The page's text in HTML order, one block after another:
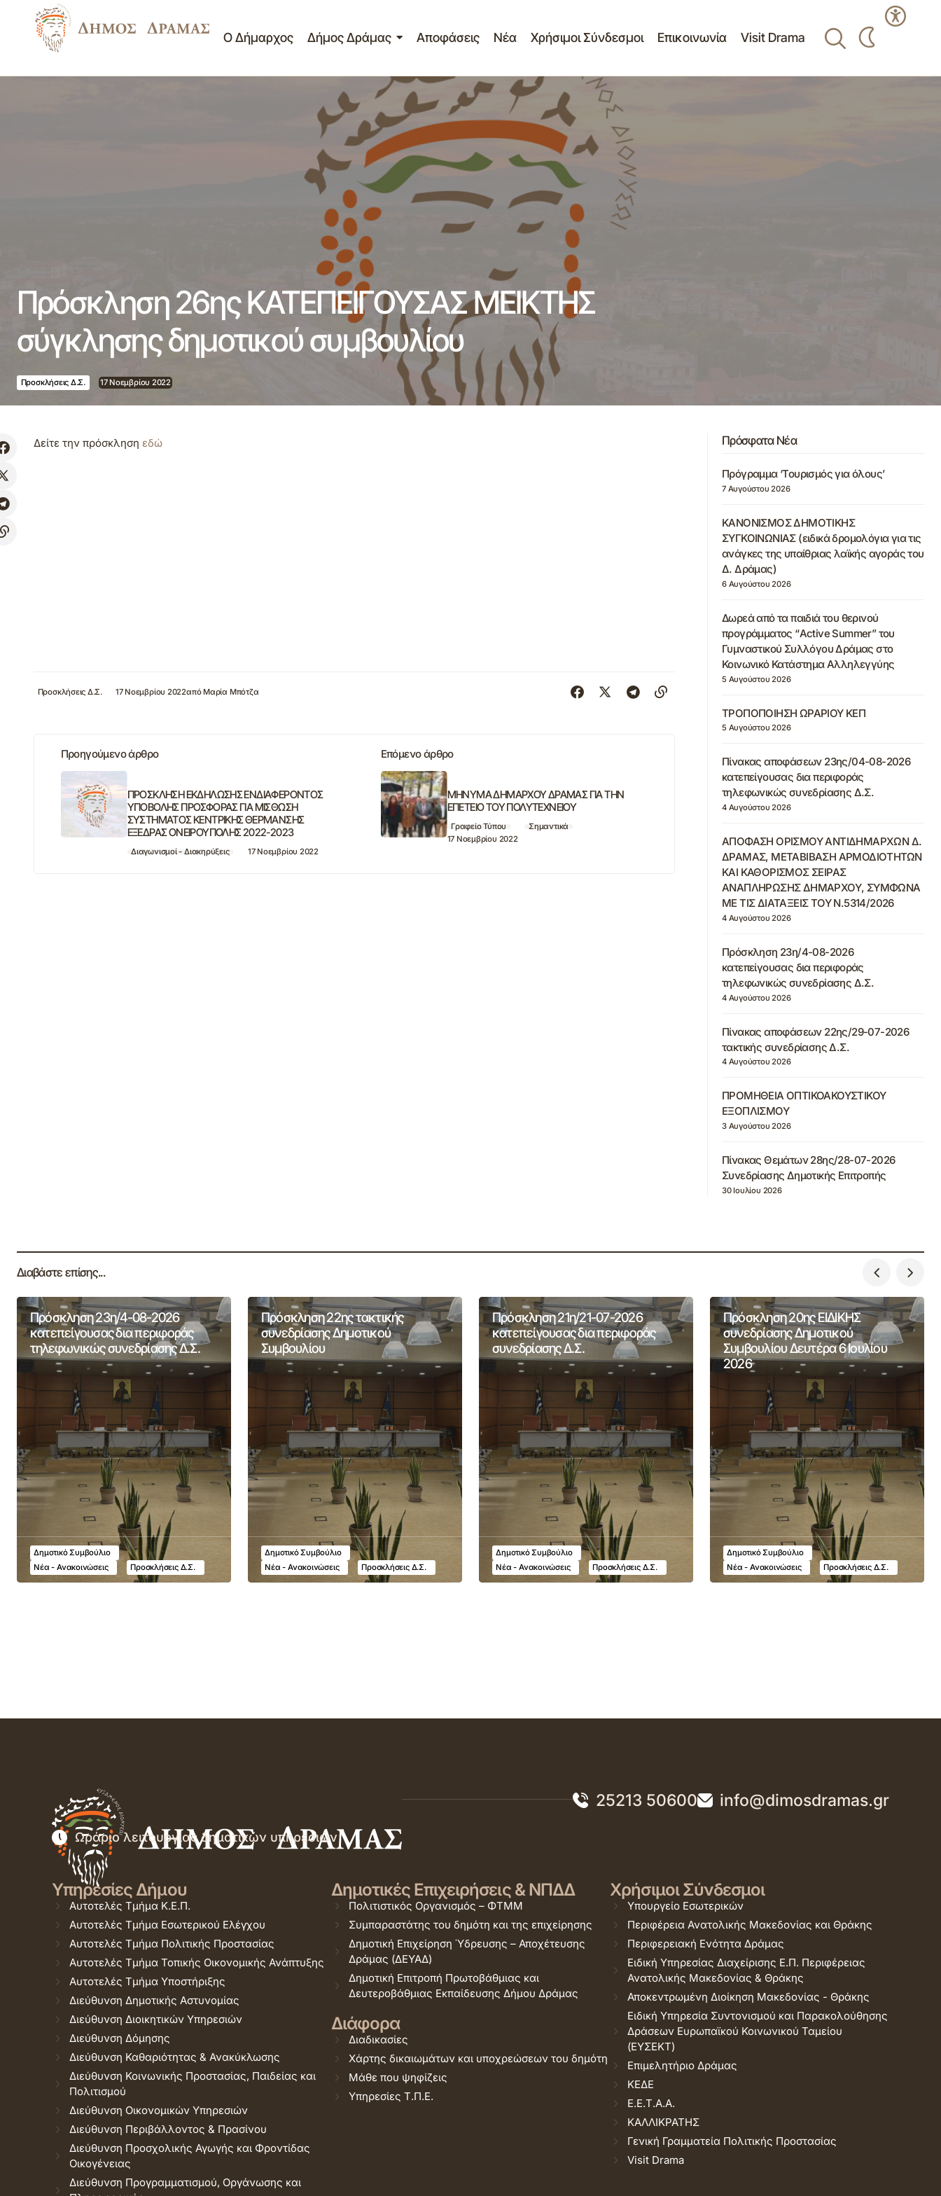
Ο Δήμαρχος Δήμος Δράμας Αποφάσεις Νέα Χρήσιμοι Σύνδεσμοι Επικοινωνία Visit Drama
Πρόσκληση 26ης ΚΑΤΕΠΕΙΓΟΥΣΑΣ ΜΕΙΚΤΗΣ σύγκλησης δημοτικού
συμβουλίου
Πρόσκληση 26ης ΚΑΤΕΠΕΙΓΟΥΣΑΣ ΜΕΙΚΤΗΣ
σύγκλησης δημοτικού συμβουλίου
Προσκλήσεις Δ.Σ. 17 Νοεμβρίου 2022
Δείτε την πρόσκληση εδώ
Προσκλήσεις Δ.Σ. 17 Νοεμβρίου 2022από Μαρία Μπότζα
Προηγούμενο άρθρο
ΠΡΟΣΚΛΗΣΗ ΕΚΔΗΛΩΣΗΣ ΕΝΔΙΑΦΕΡΟΝΤΟΣ
ΥΠΟΒΟΛΗΣ ΠΡΟΣΦΟΡΑΣ ΓΙΑ ΜΙΣΘΩΣΗ
ΣΥΣΤΗΜΑΤΟΣ ΚΕΝΤΡΙΚΗΣ ΘΕΡΜΑΝΣΗΣ
ΕΞΕΔΡΑΣ ΟΝΕΙΡΟΥΠΟΛΗΣ 2022-2023
Διαγωνισμοί - Διακηρύξεις 17 Νοεμβρίου 2022
Επόμενο άρθρο
MHNYMA ΔΗΜΑΡΧΟΥ ΔΡΑΜΑΣ ΓΙΑ ΤΗΝ
ΕΠΕΤΕΙΟ ΤΟΥ ΠΟΛΥΤΕΧΝΕΙΟΥ
Γραφείο Τύπου
Σημαντικά
17 Νοεμβρίου 2022
Πρόσφατα Νέα
Πρόγραμμα ‘Τουρισμός για όλους’
7 Αυγούστου 2026
ΚΑΝΟΝΙΣΜΟΣ ΔΗΜΟΤΙΚΗΣ
ΣΥΓΚΟΙΝΩΝΙΑΣ (ειδικά δρομολόγια για τις
ανάγκες της υπαίθριας λαϊκής αγοράς του
Δ. Δράμας)
6 Αυγούστου 2026
Δωρεά από τα παιδιά του θερινού
προγράμματος “Active Summer” του
Γυμναστικού Συλλόγου Δράμας στο
Κοινωνικό Κατάστημα Αλληλεγγύης
5 Αυγούστου 2026
ΤΡΟΠΟΠΟΙΗΣΗ ΩΡΑΡΙΟΥ ΚΕΠ
5 Αυγούστου 2026
Πίνακας αποφάσεων 23ης/04-08-2026
κατεπείγουσας δια περιφοράς
τηλεφωνικώς συνεδρίασης Δ.Σ.
4 Αυγούστου 2026
ΑΠΟΦΑΣΗ ΟΡΙΣΜΟΥ ΑΝΤΙΔΗΜΑΡΧΩΝ Δ.
ΔΡΑΜΑΣ, ΜΕΤΑΒΙΒΑΣΗ ΑΡΜΟΔΙΟΤΗΤΩΝ
ΚΑΙ ΚΑΘΟΡΙΣΜΟΣ ΣΕΙΡΑΣ
ΑΝΑΠΛΗΡΩΣΗΣ ΔΗΜΑΡΧΟΥ, ΣΥΜΦΩΝΑ
ΜΕ ΤΙΣ ΔΙΑΤΑΞΕΙΣ ΤΟΥ Ν.5314/2026
4 Αυγούστου 2026
Πρόσκληση 23η/4-08-2026
κατεπείγουσας δια περιφοράς
τηλεφωνικώς συνεδρίασης Δ.Σ.
4 Αυγούστου 2026
Πίνακας αποφάσεων 22ης/29-07-2026
τακτικής συνεδρίασης Δ.Σ.
4 Αυγούστου 2026
ΠΡΟΜΗΘΕΙΑ ΟΠΤΙΚΟΑΚΟΥΣΤΙΚΟΥ
ΕΞΟΠΛΙΣΜΟΥ
3 Αυγούστου 2026
Πίνακας Θεμάτων 28ης/28-07-2026
Συνεδρίασης Δημοτικής Επιτροπής
30 Ιουλίου 2026
Διαβάστε επίσης...
Πρόσκληση 23η/4-08-2026
κατεπείγουσας δια περιφοράς
τηλεφωνικώς συνεδρίασης Δ.Σ.
Δημοτικό Συμβούλιο
Νέα - Ανακοινώσεις
Προσκλήσεις Δ.Σ.
Πρόσκληση 22ης τακτικής
συνεδρίασης Δημοτικού
Συμβουλίου
Δημοτικό Συμβούλιο
Νέα - Ανακοινώσεις
Προσκλήσεις Δ.Σ.
Πρόσκληση 21η/21-07-2026
κατεπείγουσας δια περιφοράς
συνεδρίασης Δ.Σ.
Δημοτικό Συμβούλιο
Νέα - Ανακοινώσεις
Προσκλήσεις Δ.Σ.
Πρόσκληση 20ης ΕΙΔΙΚΗΣ
συνεδρίασης Δημοτικού
Συμβουλίου Δευτέρα 6 Ιουλίου
2026
Δημοτικό Συμβούλιο
Νέα - Ανακοινώσεις
Προσκλήσεις Δ.Σ.
25213 50600 info@dimosdramas.gr
Ωράριο λειτουργίας δημοτικών υπηρεσιών
Υπηρεσίες Δήμου
Αυτοτελές Τμήμα Κ.Ε.Π.
Αυτοτελές Τμήμα Εσωτερικού Ελέγχου
Αυτοτελές Τμήμα Πολιτικής Προστασίας
Αυτοτελές Τμήμα Τοπικής Οικονομικής Ανάπτυξης
Αυτοτελές Τμήμα Υποστήριξης
Διεύθυνση Δημοτικής Αστυνομίας
Διεύθυνση Διοικητικών Υπηρεσιών
Διεύθυνση Δόμησης
Διεύθυνση Καθαριότητας & Ανακύκλωσης
Διεύθυνση Κοινωνικής Προστασίας, Παιδείας και
Πολιτισμού
Διεύθυνση Οικονομικών Υπηρεσιών
Διεύθυνση Περιβάλλοντος & Πρασίνου
Διεύθυνση Προσχολικής Αγωγής και Φροντίδας
Οικογένειας
Διεύθυνση Προγραμματισμού, Οργάνωσης και
Δημοτικές Επιχειρήσεις & ΝΠΔΔ
Πολιτιστικός Οργανισμός – ΦΤΜΜ
Συμπαραστάτης του δημότη και της επιχείρησης
Δημοτική Επιχείρηση Ύδρευσης – Αποχέτευσης
Δράμας (ΔΕΥΑΔ)
Δημοτική Επιτροπή Πρωτοβάθμιας και
Δευτεροβάθμιας Εκπαίδευσης Δήμου Δράμας
Διάφορα
Διαδικασίες
Χάρτης δικαιωμάτων και υποχρεώσεων του δημότη
Μάθε που ψηφίζεις
Υπηρεσίες Τ.Π.Ε.
Χρήσιμοι Σύνδεσμοι
Υπουργείο Εσωτερικών
Περιφέρεια Ανατολικής Μακεδονίας και Θράκης
Περιφερειακή Ενότητα Δράμας
Ειδική Υπηρεσίας Διαχείρισης Ε.Π. Περιφέρειας
Ανατολικής Μακεδονίας & Θράκης
Αποκεντρωμένη Διοίκηση Μακεδονίας - Θράκης
Ειδική Υπηρεσία Συντονισμού και Παρακολούθησης
Δράσεων Ευρωπαϊκού Κοινωνικού Ταμείου
(ΕΥΣΕΚΤ)
Επιμελητήριο Δράμας
ΚΕΔΕ
Ε.Ε.Τ.Α.Α.
ΚΑΛΛΙΚΡΑΤΗΣ
Γενική Γραμματεία Πολιτικής Προστασίας
Visit Drama